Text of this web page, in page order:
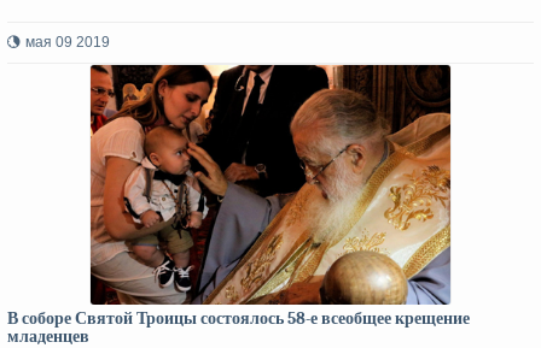
мая 09 2019
В соборе Святой Троицы состоялось 58-е всеобщее крещение
младенцев